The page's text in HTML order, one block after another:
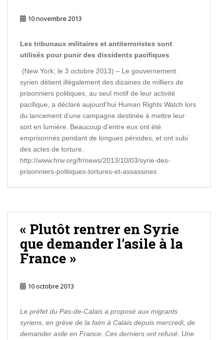
10 novembre 2013
Les tribunaux militaires et antiterroristes sont
utilisés pour punir des dissidents pacifiques
(New York, le 3 octobre 2013) – Le gouvernement
syrien détient illégalement des dizaines de milliers de
prisonniers politiques, au seul motif de leur activité
pacifique, a déclaré aujourd’hui Human Rights Watch lors
du lancement d’une campagne destinée à mettre leur
sort en lumière. Beaucoup d’entre eux ont été
emprisonnés pendant de longues périodes, et ont subi
des actes de torture.
http://www.hrw.org/fr/news/2013/10/03/syrie-des-
prisonniers-politiques-tortures-et-assassines
« Plutôt rentrer en Syrie
que demander l’asile à la
France »
10 octobre 2013
Le préfet du Pas-de-Calais a proposé aux migrants
syriens, en grève de la faim à Calais depuis mercredi, de
demander asile en France. Ces derniers ont refusé. Une